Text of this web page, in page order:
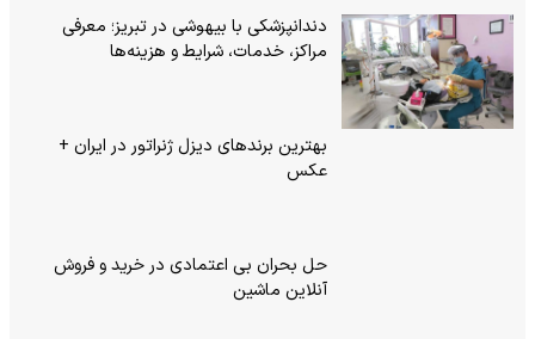
دندانپزشکی با بیهوشی در تبریز؛ معرفی
مراکز، خدمات، شرایط و هزینه‌ها
بهترین برندهای دیزل ژنراتور در ایران +
عکس
حل بحران بی‌ اعتمادی در خرید و فروش
آنلاین ماشین